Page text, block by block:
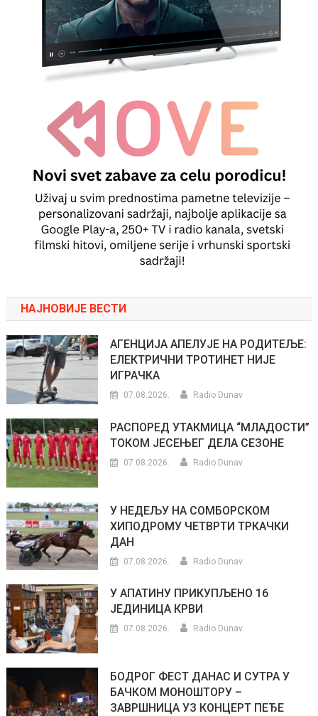
НАЈНОВИЈЕ ВЕСТИ
АГЕНЦИЈА АПЕЛУЈЕ НА РОДИТЕЉЕ:
ЕЛЕКТРИЧНИ ТРОТИНЕТ НИЈЕ
ИГРАЧКА
07.08.2026. Radio Dunav
РАСПОРЕД УТАКМИЦА “МЛАДОСТИ”
ТОКОМ ЈЕСЕЊЕГ ДЕЛА СЕЗОНЕ
07.08.2026. Radio Dunav
У НЕДЕЉУ НА СОМБОРСКОМ
ХИПОДРОМУ ЧЕТВРТИ ТРКАЧКИ
ДАН
07.08.2026. Radio Dunav
У АПАТИНУ ПРИКУПЉЕНО 16
ЈЕДИНИЦА КРВИ
07.08.2026. Radio Dunav
БОДРОГ ФЕСТ ДАНАС И СУТРА У
БАЧКОМ МОНОШТОРУ –
ЗАВРШНИЦА УЗ КОНЦЕРТ ПЕЂЕ